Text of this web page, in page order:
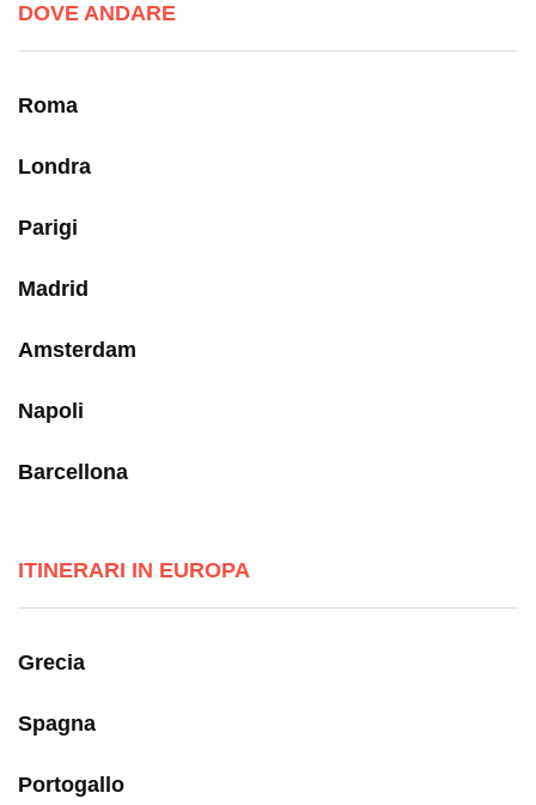
DOVE ANDARE
Roma
Londra
Parigi
Madrid
Amsterdam
Napoli
Barcellona
ITINERARI IN EUROPA
Grecia
Spagna
Portogallo